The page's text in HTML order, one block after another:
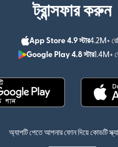
ট্রান্সফার করুন
App Store 4.9 স্টার4.2M+
Google Play 4.8 স্টার1.4M+
অ্যাপটি পেতে আপনার ফোন দিয়ে কোডটি